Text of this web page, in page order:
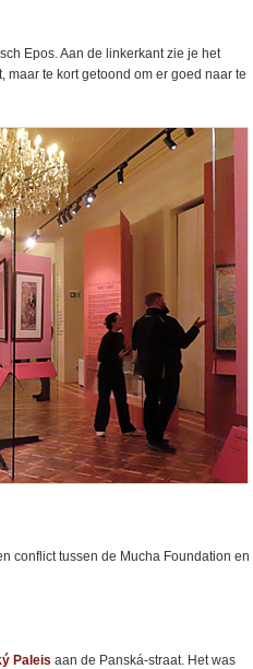
Epos. Aan de linkerkant zie je het
te kort getoond om er goed naar te
conflict tussen de Mucha Foundation en
Paleis aan de Panská-straat. Het was